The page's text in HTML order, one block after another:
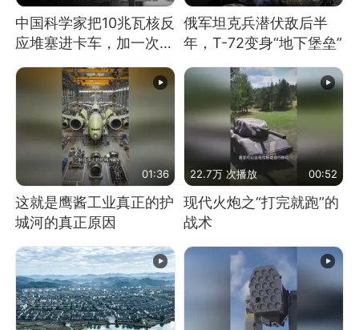
中国科学家把10兆瓦核反
应堆塞进卡车，加一次燃
料能跑几十年
俄军坦克兵潜伏敌后半
年，T-72变身“地下堡垒”
01:36
这就是鹰酱工业真正的护
城河的真正原因
22.7万 次播放 00:52
现代火炮之“打完就跑”的
战术